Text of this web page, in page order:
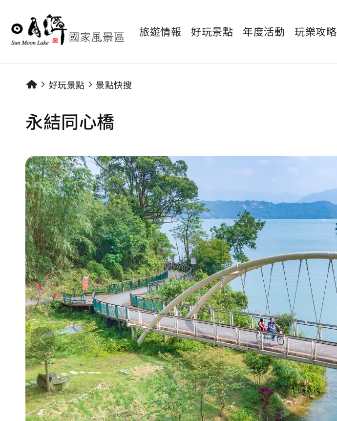
旅遊情報 好玩景點 年度活動 玩樂攻略
好玩景點 景點快搜
永結同心橋